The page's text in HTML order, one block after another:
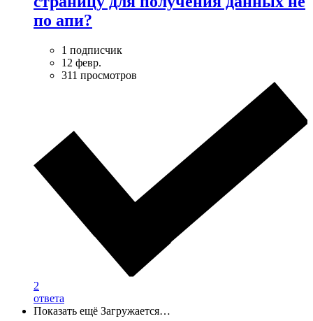
по апи?
1 подписчик
12 февр.
311 просмотров
2
ответа
Показать ещё Загружается…